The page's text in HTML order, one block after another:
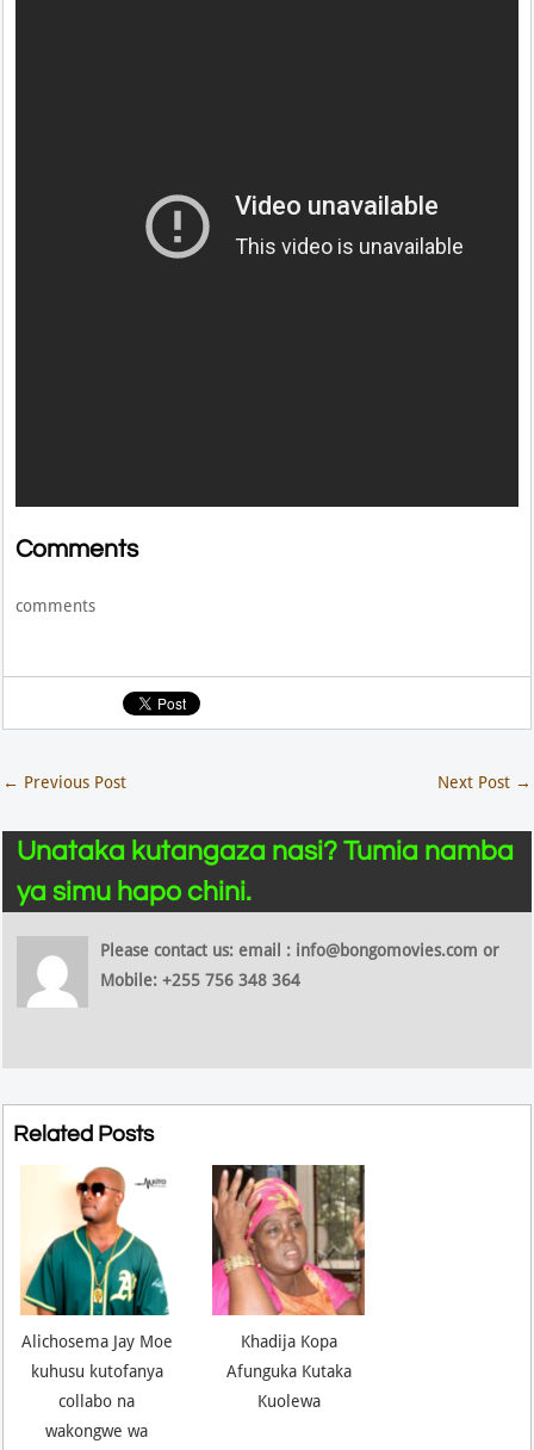
Comments
comments
← Previous Post Next Post →
Unataka kutangaza nasi? Tumia namba
ya simu hapo chini.
Please contact us: email : info@bongomovies.com or
Mobile: +255 756 348 364
Related Posts
Alichosema Jay Moe
kuhusu kutofanya
collabo na
wakongwe wa
Khadija Kopa
Afunguka Kutaka
Kuolewa